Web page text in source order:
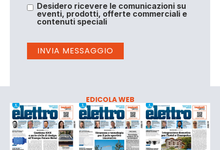
Desidero ricevere le comunicazioni su
eventi, prodotti, offerte commerciali e
contenuti speciali
EDICOLA WEB